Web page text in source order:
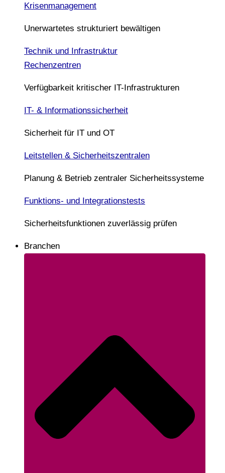
Krisenmanagement
Unerwartetes strukturiert bewältigen
Technik und Infrastruktur
Rechenzentren
Verfügbarkeit kritischer IT-Infrastrukturen
IT- & Informationssicherheit
Sicherheit für IT und OT
Leitstellen & Sicherheitszentralen
Planung & Betrieb zentraler Sicherheitssysteme
Funktions- und Integrationstests
Sicherheitsfunktionen zuverlässig prüfen
Branchen